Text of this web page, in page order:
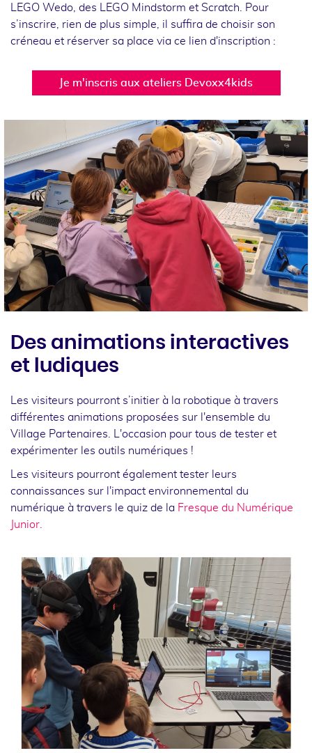
LEGO Wedo, des LEGO Mindstorm et Scratch. Pour
s’inscrire, rien de plus simple, il suffira de choisir son
créneau et réserver sa place via ce lien d'inscription :
Je m'inscris aux ateliers Devoxx4kids
Des animations interactives
et ludiques
Les visiteurs pourront s’initier à la robotique à travers
différentes animations proposées sur l'ensemble du
Village Partenaires. L'occasion pour tous de tester et
expérimenter les outils numériques !
Les visiteurs pourront également tester leurs
connaissances sur l'impact environnemental du
numérique à travers le quiz de la Fresque du Numérique
Junior.